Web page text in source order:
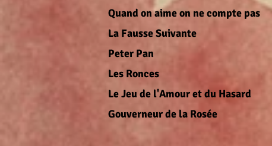
Quand on aime on ne compte pas
La Fausse Suivante
Peter Pan
Les Ronces
Le Jeu de l'Amour et du Hasard
Gouverneur de la Rosée